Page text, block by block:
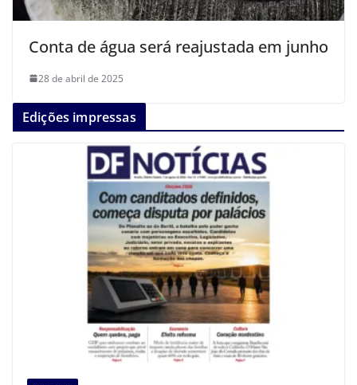
Conta de água será reajustada em junho
28 de abril de 2025
Edições impressas